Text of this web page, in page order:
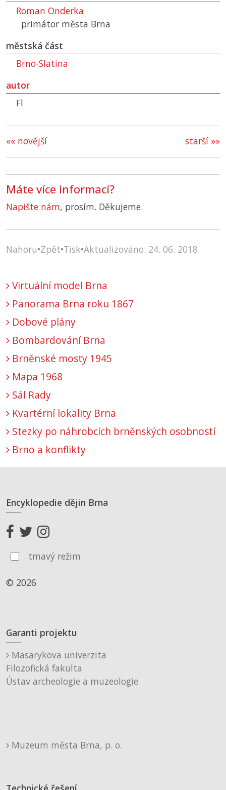
Roman Onderka
primátor města Brna
městská část
Brno-Slatina
autor
Fl
starší »»
«« novější
Máte více informací?
Napište nám, prosím. Děkujeme.
Nahoru•Zpět•Tisk•Aktualizováno: 24. 06. 2018
Virtuální model Brna
Panorama Brna roku 1867
Dobové plány
Bombardování Brna
Brněnské mosty 1945
Mapa 1968
Sál Rady
Kvartérní lokality Brna
Stezky po náhrobcích brněnských osobností
Brno a konflikty
Encyklopedie dějin Brna
tmavý režim
© 2026
Garanti projektu
Masarykova univerzita
Filozofická fakulta
Ústav archeologie a muzeologie
Muzeum města Brna, p. o.